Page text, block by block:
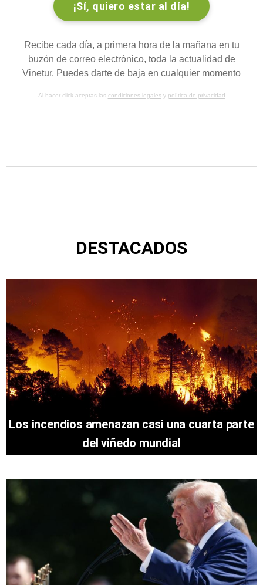
Recibe cada día, a primera hora de la mañana en tu
buzón de correo electrónico, toda la actualidad de
Vinetur. Puedes darte de baja en cualquier momento
Al hacer click aceptas las condiciones legalesy política de privacidad
DESTACADOS
Los incendios amenazan casi una cuarta parte
del viñedo mundial